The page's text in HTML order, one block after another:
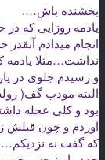
بخشنده باش….
یادمه روزایی که
انجام میدادم
نداشت…مثلا یادمه
و رسیدم جلوی در
البته مودب گف(
بود و کلی عجله
آوردم و چون قبلش
که گفت نه